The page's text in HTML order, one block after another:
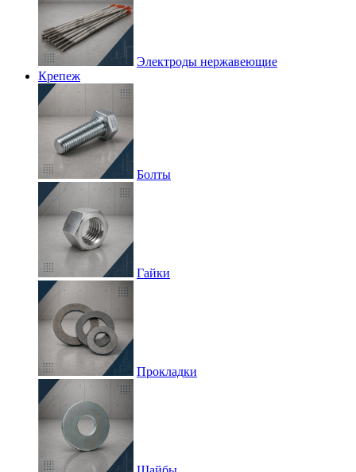
Электроды нержавеющие
Крепеж
Болты
Гайки
Прокладки